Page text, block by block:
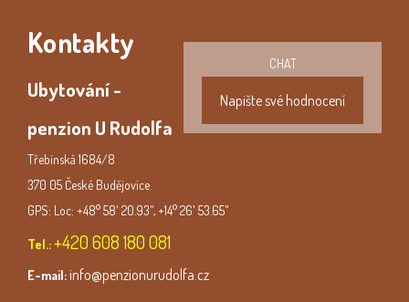
Kontakty
CHAT
Napište své hodnocení
Ubytování -
penzion U Rudolfa
Třebínská 1684/8
370 05 České Budějovice
GPS: Loc: +48° 58' 20.93", +14° 26' 53.65"
Tel.:+420 608 180 081
E-mail: info@penzionurudolfa.cz